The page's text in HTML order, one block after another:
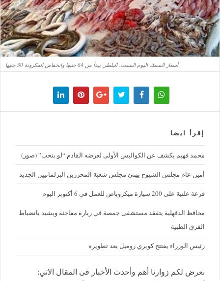
أسعار السمك اليوم السبت، البلطي يبدأ من 64 جنيها وانخفاض المكرونة 30 جنيها
إقرأ ايضا
محمد فهيم يكشف عن الكواليس الأولى لعرضه القادم “لو بنحب” (صور)
أمين عام مجلس الشيوخ يهنئ مجلس شعبة المحررين البرلمانيين الجديد
قرعة علنية على 200 سيارة ميكروباص للعمل في 6 أكتوبر اليوم
محافظ الدقهلية يتفقد مستشفى جمصة في زيارة مفاجئة ويشيد بانضباط
الفرق الطبية
رئيس الوزراء يفتتح كوبري روميل بعد تطويره
نعرض لكم زوارنا أهم وأحدث الأخبار فى المقال الاتي: